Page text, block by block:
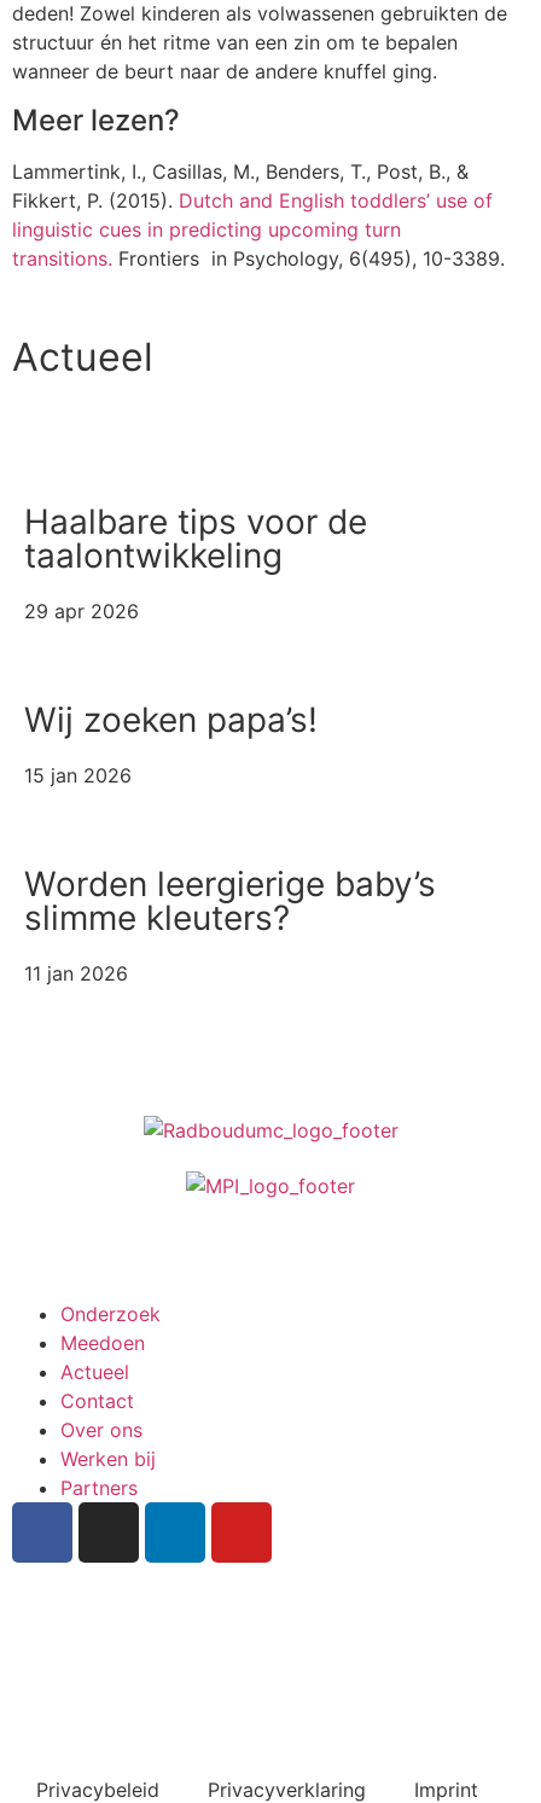
deden! Zowel kinderen als volwassenen gebruikten de
structuur én het ritme van een zin om te bepalen
wanneer de beurt naar de andere knuffel ging.
Meer lezen?
Lammertink, I., Casillas, M., Benders, T., Post, B., &
Fikkert, P. (2015). Dutch and English toddlers’ use of
linguistic cues in predicting upcoming turn
transitions. Frontiers in Psychology, 6(495), 10-3389.
Actueel
Haalbare tips voor de
taalontwikkeling
29 apr 2026
Wij zoeken papa’s!
15 jan 2026
Worden leergierige baby’s
slimme kleuters?
11 jan 2026
Onderzoek
Meedoen
Actueel
Contact
Over ons
Werken bij
Partners
Privacybeleid Privacyverklaring Imprint